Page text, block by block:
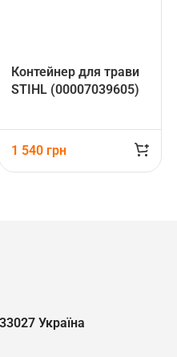
Контейнер для трави
STIHL (00007039605)
1 540 грн
Україна